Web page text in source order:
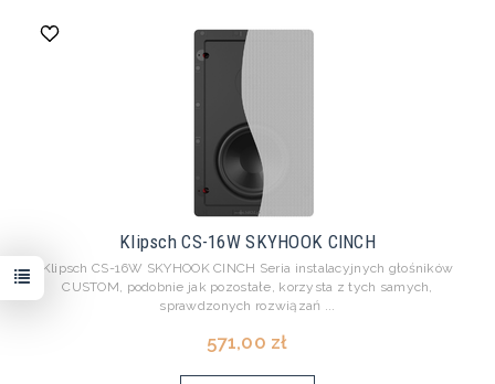
Klipsch CS-16W SKYHOOK CINCH
Klipsch CS-16W SKYHOOK CINCH Seria instalacyjnych głośników
CUSTOM, podobnie jak pozostałe, korzysta z tych samych,
sprawdzonych rozwiązań ...
571,00 zł